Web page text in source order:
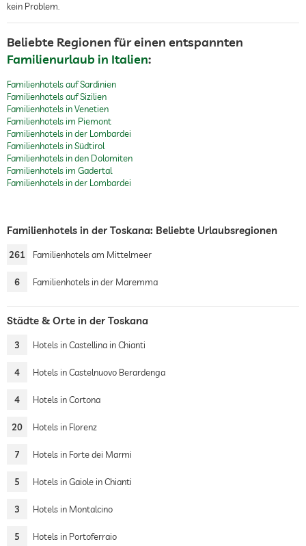
kein Problem.
Beliebte Regionen für einen entspannten
Familienurlaub in Italien:
Familienhotels auf Sardinien
Familienhotels auf Sizilien
Familienhotels in Venetien
Familienhotels im Piemont
Familienhotels in der Lombardei
Familienhotels in Südtirol
Familienhotels in den Dolomiten
Familienhotels im Gadertal
Familienhotels in der Lombardei
Familienhotels in der Toskana: Beliebte Urlaubsregionen
261 Familienhotels am Mittelmeer
6 Familienhotels in der Maremma
Städte & Orte in der Toskana
3 Hotels in Castellina in Chianti
4 Hotels in Castelnuovo Berardenga
4 Hotels in Cortona
20 Hotels in Florenz
7 Hotels in Forte dei Marmi
5 Hotels in Gaiole in Chianti
3 Hotels in Montalcino
5 Hotels in Portoferraio